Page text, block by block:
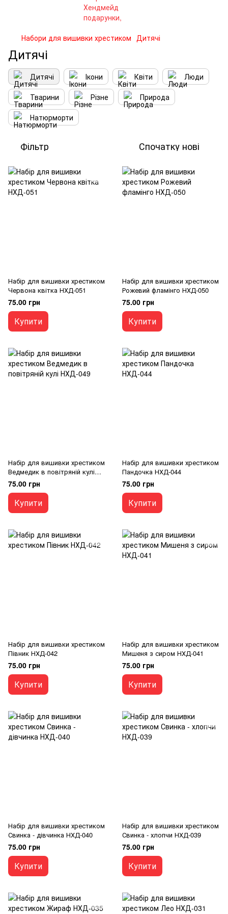
Набори для вишивки хрестиком Дитячі
Дитячі
Дитячі Ікони Квіти
Люди
Тварини
Різне
Природа
Натюрморти
Фільтр Спочатку нові
Набір для вишивки хрестиком
Червона квітка НХД-051
75.00 грн
Купити
Набір для вишивки хрестиком
Рожевий фламінго НХД-050
75.00 грн
Купити
Набір для вишивки хрестиком
Ведмедик в повітряній кулі
НХД-049
75.00 грн
Купити
Набір для вишивки хрестиком
Пандочка НХД-044
75.00 грн
Купити
Набір для вишивки хрестиком
Півник НХД-042
75.00 грн
Купити
Набір для вишивки хрестиком
Мишеня з сиром НХД-041
75.00 грн
Купити
Набір для вишивки хрестиком
Свинка - дівчинка НХД-040
75.00 грн
Купити
Набір для вишивки хрестиком
Свинка - хлопчи НХД-039
75.00 грн
Купити